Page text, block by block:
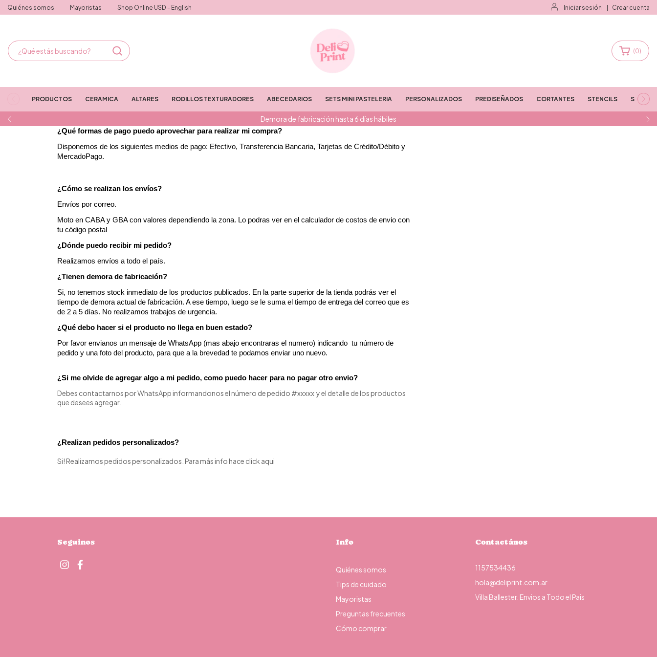
Quiénes somos Mayoristas Shop Online USD - English Iniciar sesión Crear cuenta
Demora de fabricación hasta 6 días hábiles
(0)
PRODUCTOS CERAMICA ALTARES RODILLOS TEXTURADORES ABECEDARIOS SETS MINI PASTELERIA PERSONALIZADOS PREDISEÑADOS CORTANTES STENCILS STAMPS
¿Qué formas de pago puedo aprovechar para realizar mi compra?
Disponemos de los siguientes medios de pago: Efectivo, Transferencia Bancaria, Tarjetas de Crédito/Débito y
MercadoPago.
¿Cómo se realizan los envíos?
Envíos por correo.
Moto en CABA y GBA con valores dependiendo la zona. Lo podras ver en el calculador de costos de envio con
tu código postal
¿Dónde puedo recibir mi pedido?
Realizamos envíos a todo el país.
¿Tienen demora de fabricación?
Si, no tenemos stock inmediato de los productos publicados. En la parte superior de la tienda podrás ver el
tiempo de demora actual de fabricación. A ese tiempo, luego se le suma el tiempo de entrega del correo que es
de 2 a 5 días. No realizamos trabajos de urgencia.
¿Qué debo hacer si el producto no llega en buen estado?
Por favor envianos un mensaje de WhatsApp (mas abajo encontraras el numero) indicando  tu número de
pedido y una foto del producto, para que a la brevedad te podamos enviar uno nuevo.
¿Si me olvide de agregar algo a mi pedido, como puedo hacer para no pagar otro envio?
Debes contactarnos por WhatsApp informandonos el número de pedido #xxxxx y el detalle de los productos
que desees agregar.
¿Realizan pedidos personalizados?
Si! Realizamos pedidos personalizados. Para más infohace click aqui
Seguinos Info
Quiénes somos
Tips de cuidado
Mayoristas
Preguntas frecuentes
Cómo comprar
Contactános
1157534436
hola@deliprint.com.ar
Villa Ballester. Envios a Todo el Pais